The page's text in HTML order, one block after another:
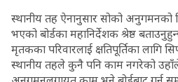
स्थानीय तह ऐनानुसार सोको अनुगमनको
भएको बोर्डका महानिर्देशक श्रेष्ठ
मृतकका परिवारलाई क्षतिपूर्तिका लागि
स्थानीय तहले कुनै पनि काम नगरेको